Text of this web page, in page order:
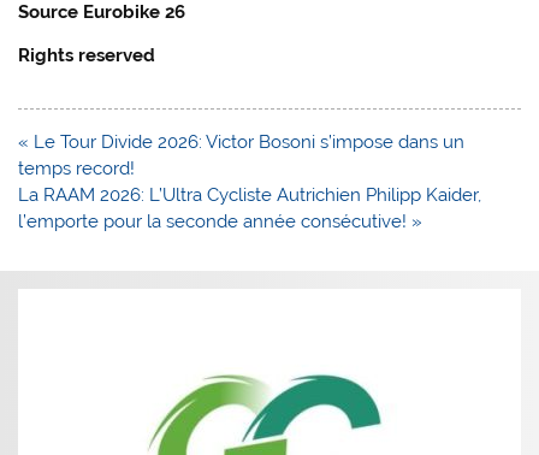
Source Eurobike 26
Rights reserved
Navigation
de
l’article
« Le Tour Divide 2026: Victor Bosoni s’impose dans un
temps record!
La RAAM 2026: L’Ultra Cycliste Autrichien Philipp Kaider,
l’emporte pour la seconde année consécutive! »